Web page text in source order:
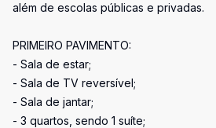
além de escolas públicas e privadas.
PRIMEIRO PAVIMENTO:
- Sala de estar;
- Sala de TV reversível;
- Sala de jantar;
- 3 quartos, sendo 1 suíte;